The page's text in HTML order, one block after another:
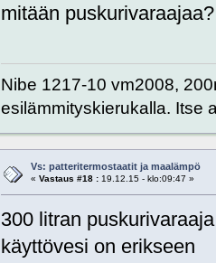
mitään puskurivaraajaa?
Nibe 1217-10 vm2008,
esilämmityskierukalla. Itse
Vs: patteritermostaatit ja maalämpö
« Vastaus #18 :19.12.15 - klo:09:47 »
300 litran
käyttövesi on erikseen